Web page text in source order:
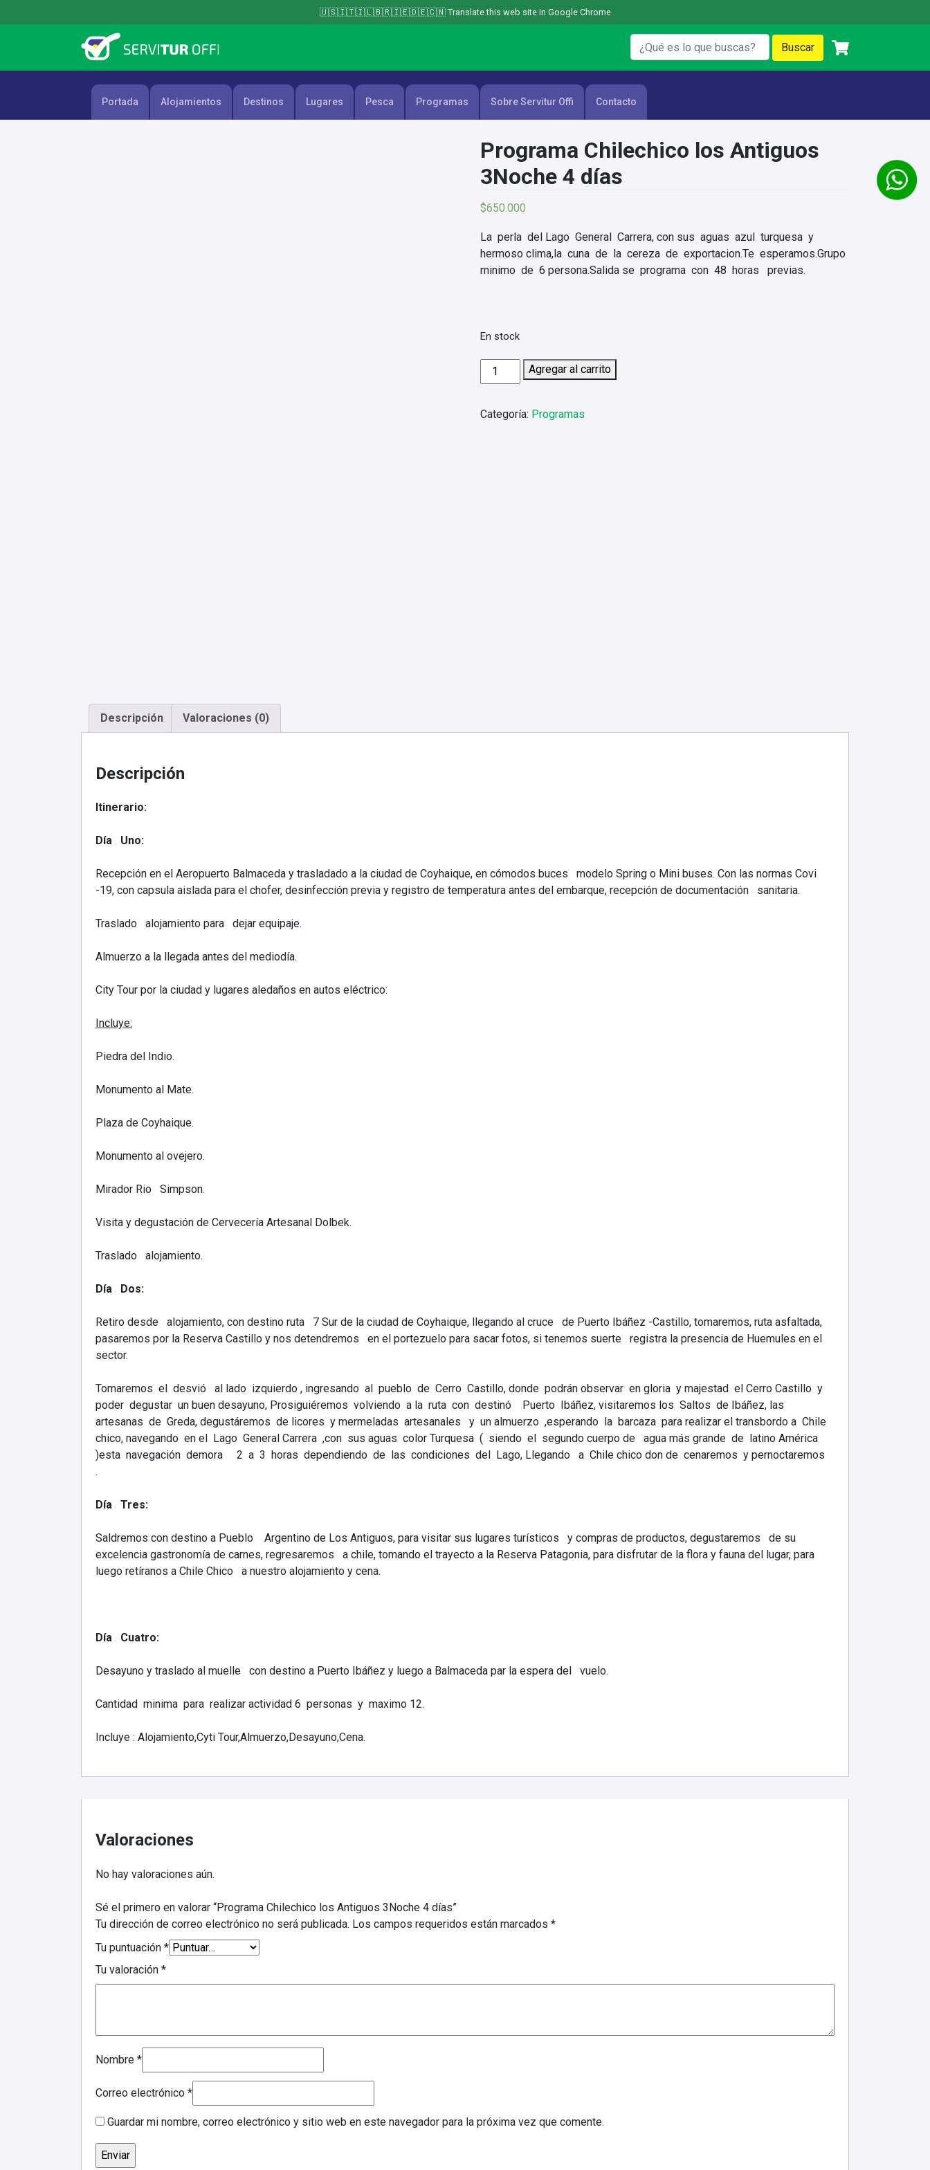
to
🇺🇸🇮🇹🇮🇱🇧🇷🇮🇪🇩🇪🇨🇳 Translate this web site in Google Chrome
Portada Alojamientos Destinos Lugares Pesca Programas Sobre Servitur Offi Contacto
Programa Chilechico los Antiguos
3Noche 4 días
$650.000
La perla del Lago General Carrera, con sus aguas azul turquesa y
hermoso clima,la cuna de la cereza de exportacion.Te esperamos.Grupo
minimo de 6 persona.Salida se programa con 48 horas previas.
En stock
Programa
Chilechico
Antiguos
Agregar al carrito
Categoría: Programas
Descripción Valoraciones (0)
Descripción
Itinerario:
Día Uno:
Recepción en el Aeropuerto Balmaceda y trasladado a la ciudad de Coyhaique, en cómodos buces modelo Spring o Mini buses. Con las normas Covi
-19, con capsula aislada para el chofer, desinfección previa y registro de temperatura antes del embarque, recepción de documentación sanitaria.
Traslado alojamiento para dejar equipaje.
Almuerzo a la llegada antes del mediodía.
City Tour por la ciudad y lugares aledaños en autos eléctrico:
Incluye:
Piedra del Indio.
Monumento al Mate.
Plaza de Coyhaique.
Monumento al ovejero.
Mirador Rio Simpson.
Visita y degustación de Cervecería Artesanal Dolbek.
Traslado alojamiento.
Día Dos:
Retiro desde alojamiento, con destino ruta 7 Sur de la ciudad de Coyhaique, llegando al cruce de Puerto Ibáñez -Castillo, tomaremos, ruta asfaltada,
pasaremos por la Reserva Castillo y nos detendremos en el portezuelo para sacar fotos, si tenemos suerte registra la presencia de Huemules en el
sector.
Tomaremos el desvió al lado izquierdo , ingresando al pueblo de Cerro Castillo, donde podrán observar en gloria y majestad el Cerro Castillo y
poder degustar un buen desayuno, Prosiguiéremos volviendo a la ruta con destinó Puerto Ibáñez, visitaremos los Saltos de Ibáñez, las
artesanas de Greda, degustáremos de licores y mermeladas artesanales y un almuerzo ,esperando la barcaza para realizar el transbordo a Chile
chico, navegando en el Lago General Carrera ,con sus aguas color Turquesa ( siendo el segundo cuerpo de agua más grande de latino América
)esta navegación demora 2 a 3 horas dependiendo de las condiciones del Lago, Llegando a Chile chico don de cenaremos y pernoctaremos
.
Día Tres:
Saldremos con destino a Pueblo Argentino de Los Antiguos, para visitar sus lugares turísticos y compras de productos, degustaremos de su
excelencia gastronomía de carnes, regresaremos a chile, tomando el trayecto a la Reserva Patagonia, para disfrutar de la flora y fauna del lugar, para
luego retíranos a Chile Chico a nuestro alojamiento y cena.
Día Cuatro:
Desayuno y traslado al muelle con destino a Puerto Ibáñez y luego a Balmaceda par la espera del vuelo.
Cantidad minima para realizar actividad 6 personas y maximo 12.
Incluye : Alojamiento,Cyti Tour,Almuerzo,Desayuno,Cena.
Valoraciones
No hay valoraciones aún.
Sé el primero en valorar “Programa Chilechico los Antiguos 3Noche 4 días”
Tu dirección de correo electrónico no será publicada. Los campos requeridos están marcados *
Tu puntuación *
Tu valoración *
Nombre *
Correo electrónico *
Guardar mi nombre, correo electrónico y sitio web en este navegador para la próxima vez que comente.